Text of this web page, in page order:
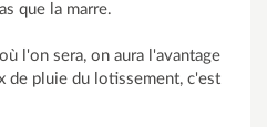
que la marre.
l'on sera, on aura l'avantage
de pluie du lotissement, c'est